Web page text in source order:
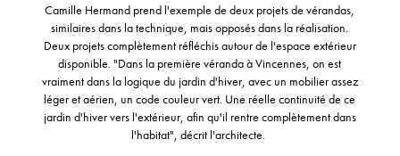
Camille Hermand prend l'exemple de deux projets de vérandas,
similaires dans la technique, mais opposés dans la réalisation.
Deux projets complètement réfléchis autour de l'espace extérieur
disponible. "Dans la première véranda àVincennes, on est
vraiment dans la logique du jardin d'hiver, avec un mobilier assez
léger et aérien, un code couleur vert. Une réelle continuité de ce
jardin d'hiver vers l'extérieur, afin qu'il rentre complètement dans
l'habitat", décrit l'architecte.